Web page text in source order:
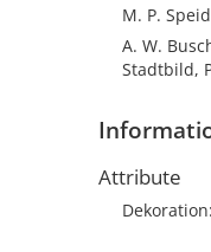
M. P.
A. W.
Stadtbild,
Attribute
Dekoration